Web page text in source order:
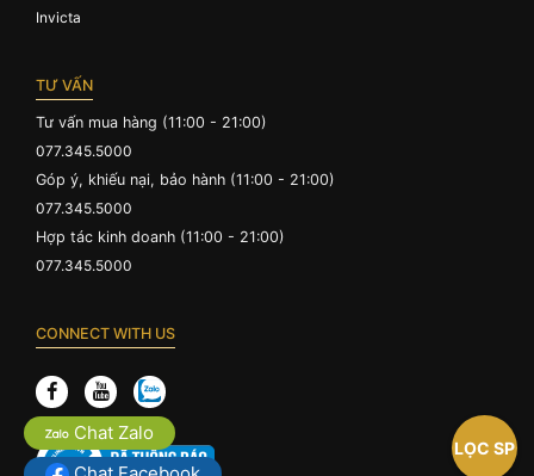
LỌC SP
Chat Zalo
Invicta
TƯ VẤN
Tư vấn mua hàng (11:00 - 21:00)
077.345.5000
Góp ý, khiếu nại, bảo hành (11:00 - 21:00)
077.345.5000
Hợp tác kinh doanh (11:00 - 21:00)
077.345.5000
CONNECT WITH US